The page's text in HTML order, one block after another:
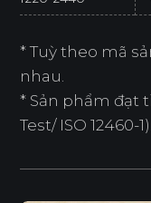
* Tuỳ theo mã
nhau.
* Sản phẩm đạt
Test/ ISO 12460-1).